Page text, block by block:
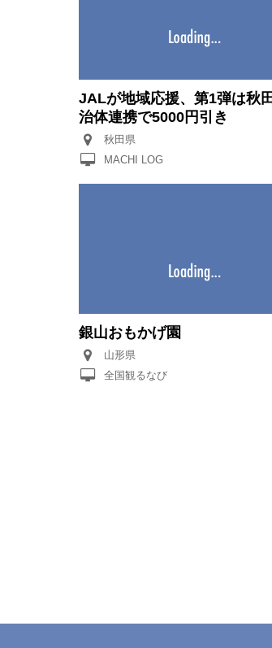
JALが地域応援、第1弾は秋
治体連携で5000円引き
秋田県
MACHI LOG
銀山おもかげ園
山形県
全国観るなび